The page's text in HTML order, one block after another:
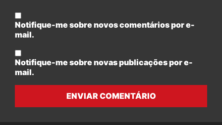
Notifique-me sobre novos comentários por e-
mail.
Notifique-me sobre novas publicações por e-
mail.
ENVIAR COMENTÁRIO